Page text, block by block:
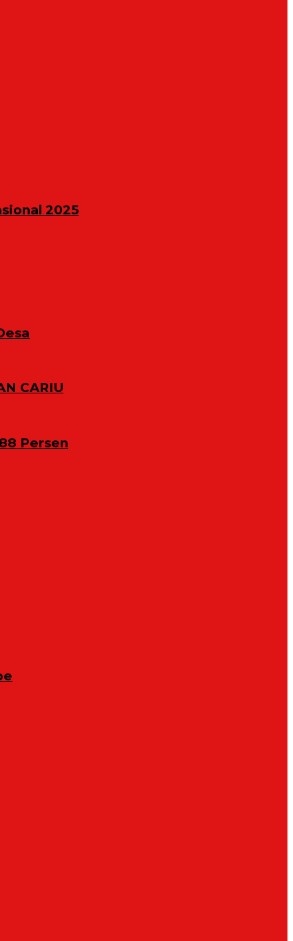
2025
CARIU
Persen